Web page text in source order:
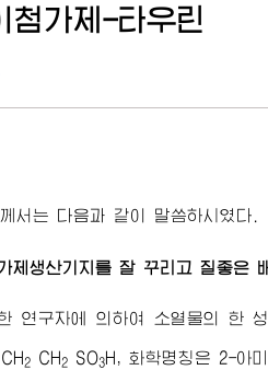
첨가제-타우린
께서는 다음과 같이 말씀하시였다.
제생산기지를 잘 꾸리고 질좋은
연구자에 의하여 소열물의 한
2 CH 2 SO3H, 화학명칭은 2-아